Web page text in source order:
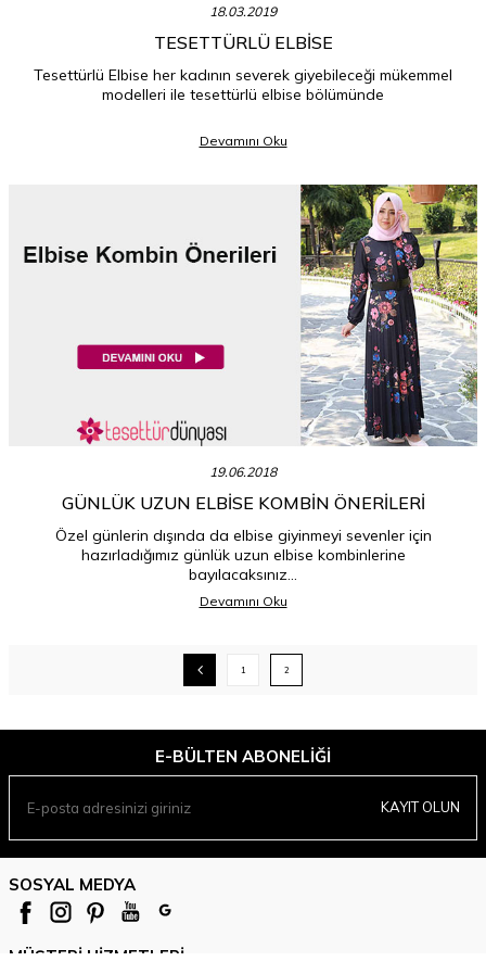
18.03.2019
TESETTÜRLÜ ELBISE
Tesettürlü Elbise her kadının severek giyebileceği mükemmel
modelleri ile tesettürlü elbise bölümünde
Devamını Oku
19.06.2018
GÜNLÜK UZUN ELBISE KOMBIN ÖNERILERI
Özel günlerin dışında da elbise giyinmeyi sevenler için
hazırladığımız günlük uzun elbise kombinlerine
bayılacaksınız...
Devamını Oku
1 2
E-BÜLTEN ABONELIĞI
KAYIT OLUN
SOSYAL MEDYA
MÜŞTERI HIZMETLERI